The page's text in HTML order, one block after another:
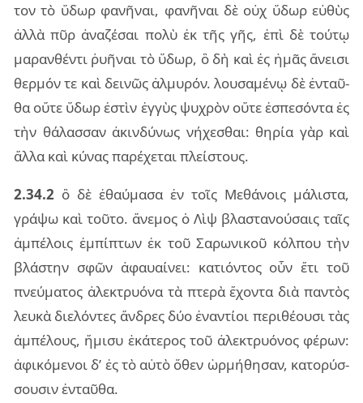
τον τὸ ὕδωρ φα­νῆ­ναι, φα­νῆ­ναι δὲ οὐχ ὕδωρ εὐ­θὺς
ἀλλὰ πῦρ ἀνα­ζέ­σαι πολὺ ἐκ τῆς γῆς, ἐπὶ δὲ τού­τῳ
μα­ραν­θέν­τι ῥυ­ῆ­ναι τὸ ὕδωρ, ὃ δὴ καὶ ἐς ἡμᾶς ἄνει­σι
θερ­μόν τε καὶ δει­νῶς ἁλ­μυ­ρόν. λου­σα­μέ­νῳ δὲ ἐν­ταῦ­
θα οὔτε ὕδωρ ἐστὶν ἐγ­γὺς ψυ­χρὸν οὔτε ἐσπε­σόν­τα ἐς
τὴν θά­λασ­σαν ἀκιν­δύ­νως νή­χε­σθαι: θη­ρία γὰρ καὶ
ἄλλα καὶ κύ­νας πα­ρέ­χε­ται πλεί­στους.
2.34.2 ὃ δὲ ἐθαύ­μα­σα ἐν τοῖς Μεθά­νοις μά­λι­στα,
γρά­ψω καὶ τοῦ­το. ἄνε­μος ὁ Λὶψ βλα­στα­νού­σαις ταῖς
ἀμ­πέ­λοις ἐμ­πί­πτων ἐκ τοῦ Σαρω­νι­κοῦ κόλ­που τὴν
βλά­στην σφῶν ἀφαυαί­νει: κα­τιόν­τος οὖν ἔτι τοῦ
πνεύ­μα­τος ἀλε­κτρυό­να τὰ πτε­ρὰ ἔχον­τα διὰ παν­τὸς
λευ­κὰ διε­λόν­τες ἄν­δρες δύο ἐναν­τί­οι πε­ρι­θέ­ου­σι τὰς
ἀμ­πέ­λους, ἥμι­συ ἑκά­τε­ρος τοῦ ἀλε­κτρυό­νος φέ­ρων:
ἀφι­κό­με­νοι δ’ ἐς τὸ αὐτὸ ὅθεν ὡρ­μή­θη­σαν, κα­το­ρύσ­
σου­σιν ἐν­ταῦ­θα.